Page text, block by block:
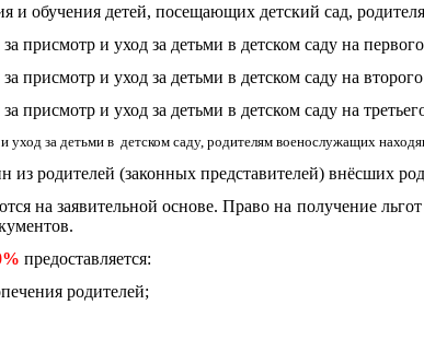
и обучения детей, посещающих детский сад,
присмотр и уход за детьми в детском саду на
присмотр и уход за детьми в детском саду на
присмотр и уход за детьми в детском саду на
уход за детьми в детском саду, родителям военослужащих
родителей (законных представителей) внёсших
на заявительной основе. Право на получение
предоставляется:
родителей;